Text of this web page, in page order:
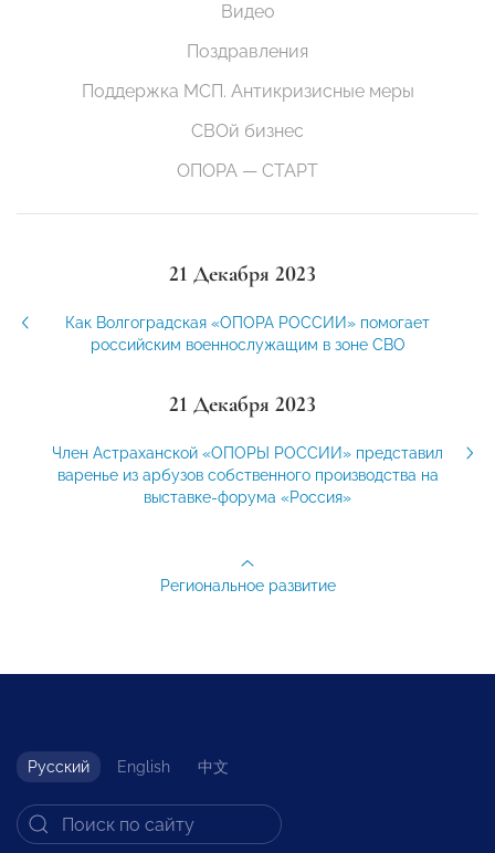
Видео
Поздравления
Поддержка МСП. Антикризисные меры
СВОй бизнес
ОПОРА — СТАРТ
21 Декабря 2023
Как Волгоградская «ОПОРА РОССИИ» помогает
российским военнослужащим в зоне СВО
21 Декабря 2023
Член Астраханской «ОПОРЫ РОССИИ» представил
варенье из арбузов собственного производства на
выставке-форума «Россия»
Региональное развитие
Русский English 中文